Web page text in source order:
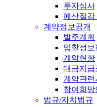
투자심사
예산절감
계약정보공개
발주계획
입찰정보
계약현황
대금지급
계약관련
참여희망
법규/자치법규